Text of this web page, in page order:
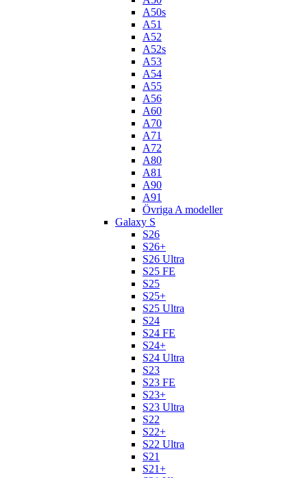
A50s
A51
A52
A52s
A53
A54
A55
A56
A60
A70
A71
A72
A80
A81
A90
A91
Övriga A modeller
Galaxy S
S26
S26+
S26 Ultra
S25 FE
S25
S25+
S25 Ultra
S24
S24 FE
S24+
S24 Ultra
S23
S23 FE
S23+
S23 Ultra
S22
S22+
S22 Ultra
S21
S21+